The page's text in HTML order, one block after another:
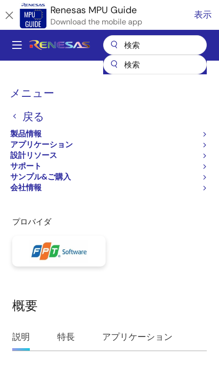
イ
ン
Renesas MPU Guide
Download the mobile app
表示
Main
メニュー
戻る
製品情報
アプリケーション
設計リソース
サポート
サンプル&ご購入
会社情報
パ
く
ず
マイクロコントローラとマイクロプロセッサ
FPT NextDrive DMS
FPT NextDrive DMS
ページセクションへ移動：
プロバイダ
概要
概
要
説明 特長 アプリケーション